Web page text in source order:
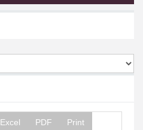
Excel PDF Print